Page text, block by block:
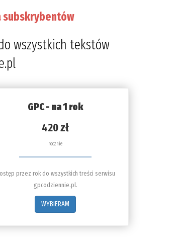
subskrybentów
wszystkich tekstów
GPC - na 1 rok
420 zł
rocznie
przez rok do wszystkich treści serwisu
gpcodziennie.pl.
WYBIERAM